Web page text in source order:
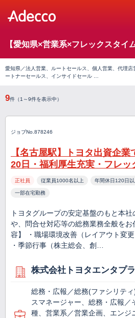
【愛知県×営業系×フレックスタイ
愛知県／法人営業、ルートセールス、個人営業、代理店
ートナーセールス、インサイドセール …
9件（1～9件を表示中）
ジョブNo.878246
【名古屋駅】トヨタ出資企
20日・福利厚生充実・フレッ
正社員 従業員1000名以上 年間休日120日
一部在宅勤務
トヨタグループの安定基盤のもと本
や、問合せ対応等の総務業務全般を
容】 ・職場環境改善（レイアウト変
・季節行事（株主総会、創…
株式会社トヨタエンタプ
総務・広報／総務(ファシリテ
スマネージャー、総務・広報／
種、営業系／営業企画、エンジ